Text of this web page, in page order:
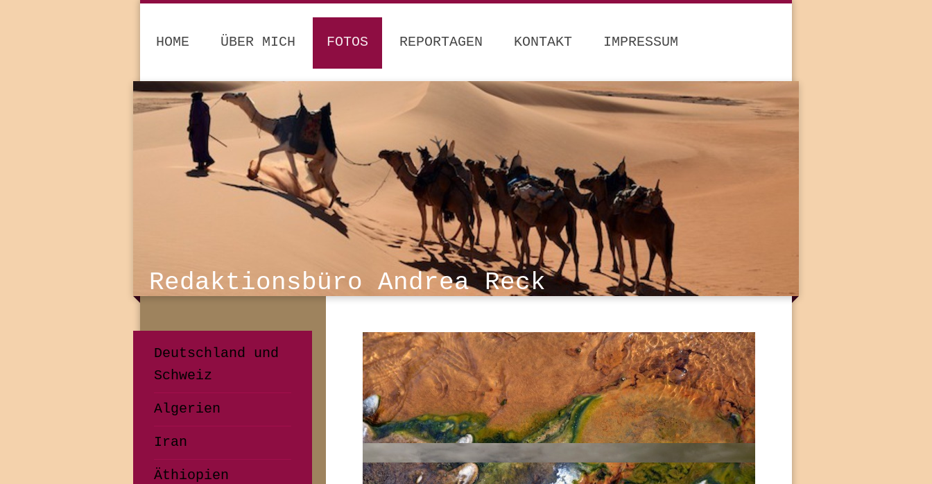
HOME ÜBER MICH FOTOS REPORTAGEN KONTAKT IMPRESSUM
Redaktionsbüro Andrea Reck
Deutschland und
Schweiz
Algerien
Iran
Äthiopien